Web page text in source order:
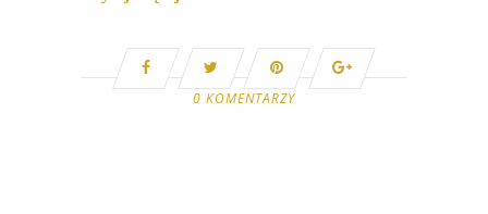
0 KOMENTARZY